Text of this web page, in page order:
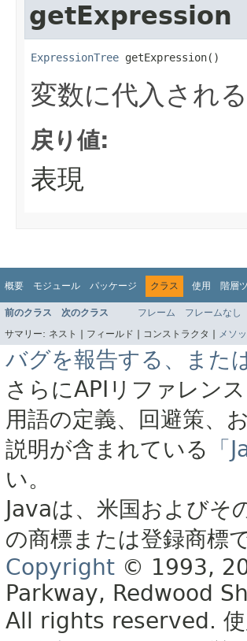
getExpression
ExpressionTree getExpression()
変数に代入され
戻り値:
表現
概要 モジュール パッケージ クラス 使用 階層
前のクラス 次のクラス フレーム フレームなし
サマリー: ネスト | フィールド | コンストラクタ | メソ
バグを報告する、また
さらにAPIリファレン
用語の定義、回避策、
説明が含まれている
い。
Javaは、米国およびそ
の商標または登録商標で
Copyright © 1993,
Parkway, Redwood
All rights reserved.